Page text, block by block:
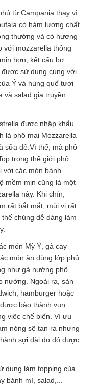
từ Campania thay vì
có hàm lượng chất
thường và có hương
với mozzarella thông
hơn, kết cấu bơ
sử dụng cùng với
Ý và húng quế tươi
và salad gia truyền.
được nhập khẩu
là phô mai Mozzarella
sữa dê.Vì thế, mà phô
trong thế giới phô
với các món bánh
mềm mịn cũng là một
này. Khi chín,
rất bắt mắt, mùi vị rất
chúng dễ dàng làm
món Mỳ Ý, gà cay
món ăn dùng lớp phủ
như gà nướng phô
nướng. Ngoài ra, sản
hamburger hoặc
bào thành vụn
việc chế biến. Vì ưu
nóng sẽ tan ra nhưng
sợi dài do đó được
dụng làm topping của
bánh mì, salad,...